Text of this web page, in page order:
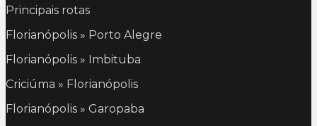
Principais rotas
Florianópolis » Porto Alegre
Florianópolis » Imbituba
Criciúma » Florianópolis
Florianópolis » Garopaba